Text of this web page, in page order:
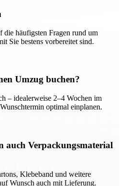
häufigsten Fragen rund um
Sie bestens vorbereitet sind.
Umzug buchen?
– idealerweise 2–4 Wochen im
optimal einplanen.
auch Verpackungsmaterial
Klebeband und weitere
Wunsch auch mit Lieferung.